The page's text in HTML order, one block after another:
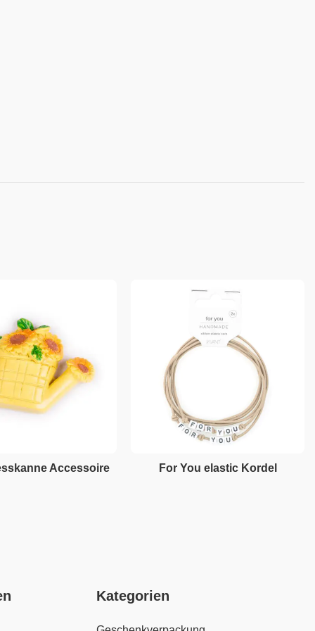
Accessoire For You elastic Kordel
Kategorien